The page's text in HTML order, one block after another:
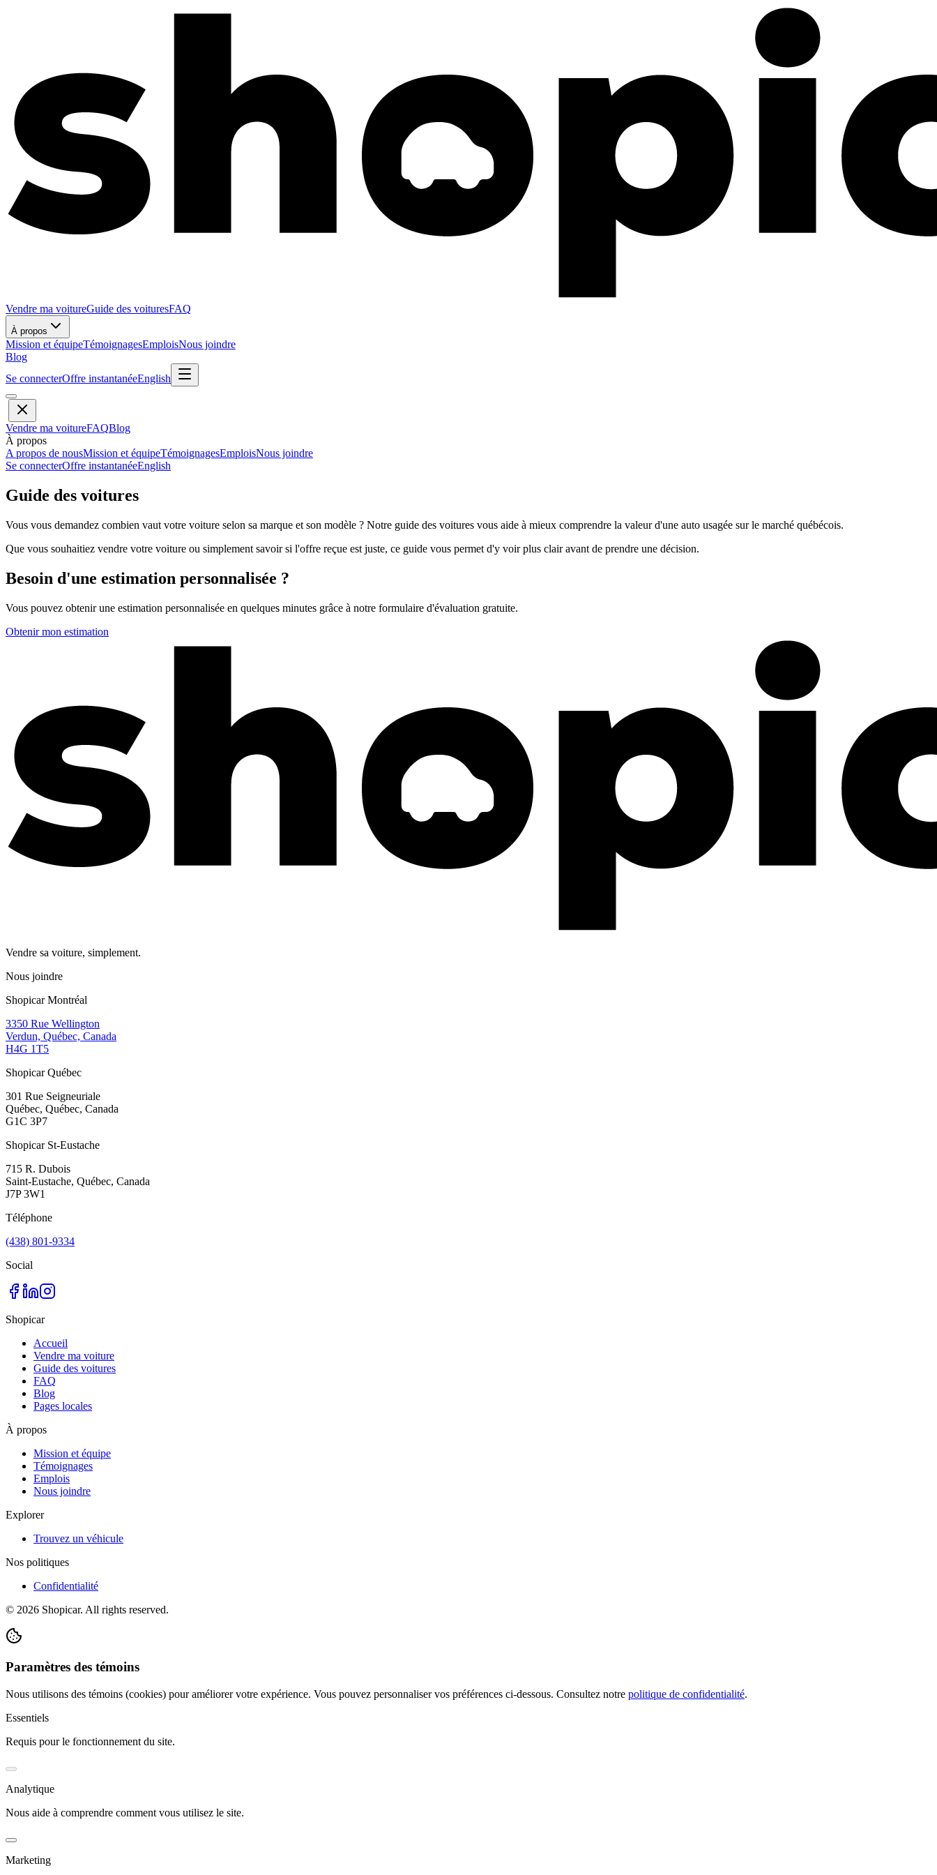
Vendre ma voitureGuide des voituresFAQ
À propos
Mission et équipeTémoignagesEmploisNous joindre
Blog
Se connecterOffre instantanéeEnglish
Vendre ma voitureFAQBlog
À propos
A propos de nousMission et équipeTémoignagesEmploisNous joindre
Se connecterOffre instantanéeEnglish
Guide des voitures
Vous vous demandez combien vaut votre voiture selon sa marque et son modèle ? Notre guide des voitures vous aide à mieux comprendre la valeur d'une auto usagée sur le marché québécois.
Que vous souhaitiez vendre votre voiture ou simplement savoir si l'offre reçue est juste, ce guide vous permet d'y voir plus clair avant de prendre une décision.
Besoin d'une estimation personnalisée ?
Vous pouvez obtenir une estimation personnalisée en quelques minutes grâce à notre formulaire d'évaluation gratuite.
Obtenir mon estimation
Vendre sa voiture, simplement.
Nous joindre
Shopicar Montréal
3350 Rue Wellington
Verdun, Québec, Canada
H4G 1T5
Shopicar Québec
301 Rue Seigneuriale
Québec, Québec, Canada
G1C 3P7
Shopicar St-Eustache
715 R. Dubois
Saint-Eustache, Québec, Canada
J7P 3W1
Téléphone
(438) 801-9334
Social
Shopicar
Accueil
Vendre ma voiture
Guide des voitures
FAQ
Blog
Pages locales
À propos
Mission et équipe
Témoignages
Emplois
Nous joindre
Explorer
Trouvez un véhicule
Nos politiques
Confidentialité
© 2026 Shopicar. All rights reserved.
Paramètres des témoins
Nous utilisons des témoins (cookies) pour améliorer votre expérience. Vous pouvez personnaliser vos préférences ci-dessous. Consultez notre politique de confidentialité.
Essentiels
Requis pour le fonctionnement du site.
Analytique
Nous aide à comprendre comment vous utilisez le site.
Marketing